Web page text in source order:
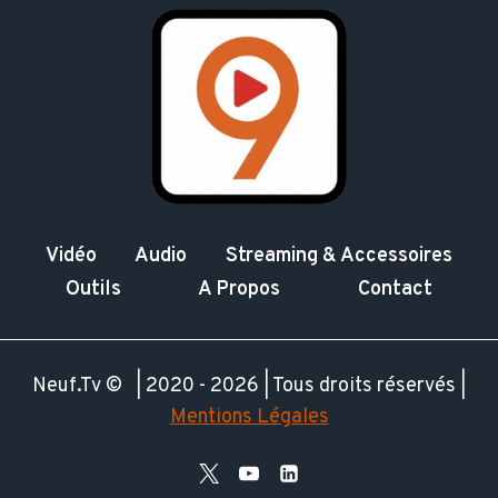
Vidéo Audio
Streaming & Accessoires
Outils
A Propos Contact
Neuf.Tv © | 2020 - 2026 | Tous droits réservés |
Mentions Légales